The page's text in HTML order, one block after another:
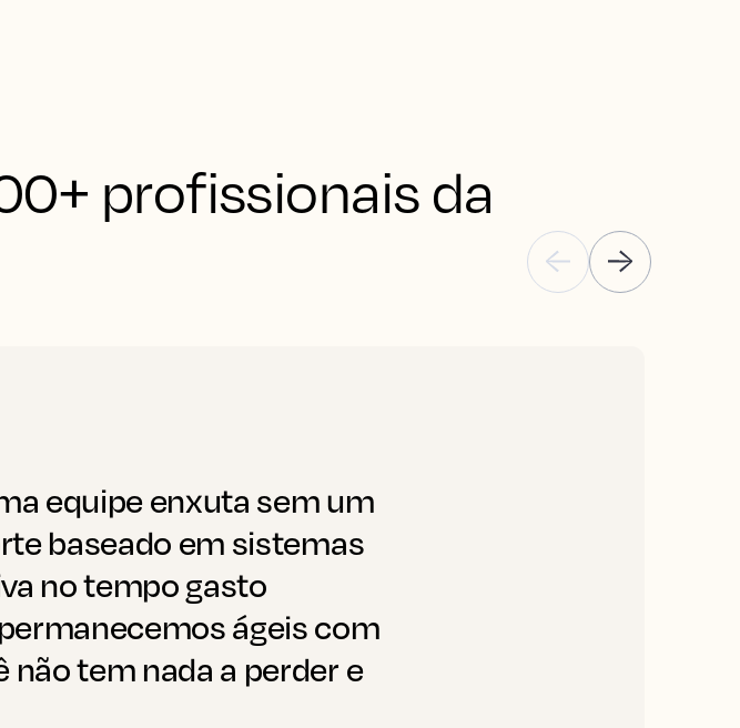
profissionais da
equipe enxuta sem um
baseado em sistemas
no tempo gasto
ágeis com
tem nada a perder e